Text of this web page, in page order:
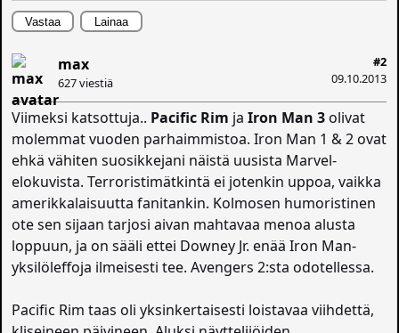
Vastaa Lainaa
#2
09.10.2013
max
627 viestiä
Viimeksi katsottuja.. Pacific Rim jaIron Man 3olivat
molemmat vuoden parhaimmistoa. Iron Man 1 & 2 ovat
ehkä vähiten suosikkejani näistä uusista Marvel-
elokuvista. Terroristimätkintä ei jotenkin uppoa, vaikka
amerikkalaisuutta fanitankin. Kolmosen humoristinen
ote sen sijaan tarjosi aivan mahtavaa menoa alusta
loppuun, ja on sääli ettei Downey Jr. enää Iron Man-
yksilöleffoja ilmeisesti tee. Avengers 2:sta odotellessa.
Pacific Rim taas oli yksinkertaisesti loistavaa viihdettä,